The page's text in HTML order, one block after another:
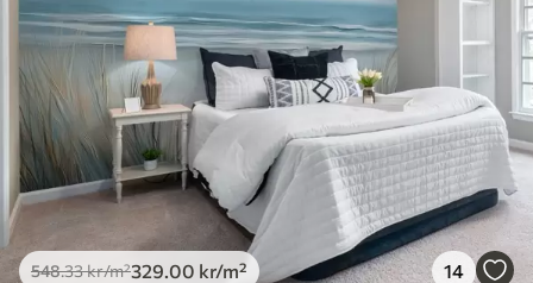
548.33kr/m²329 .00 kr/m² 14